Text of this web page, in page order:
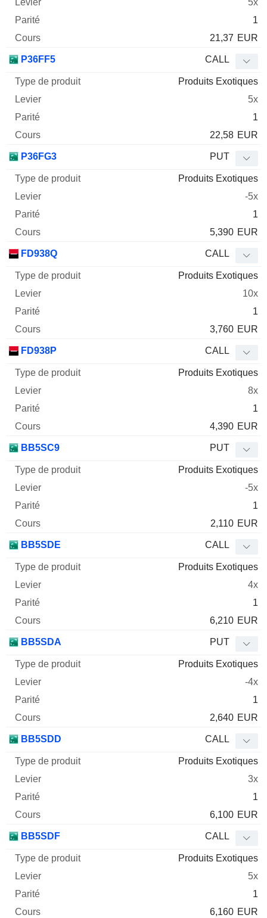
5x
1
21,37 EUR
P36FF5 CALL
Produits Exotiques
5x
1
22,58 EUR
P36FG3 PUT
Produits Exotiques
-5x
1
5,390 EUR
FD938Q CALL
Produits Exotiques
10x
1
3,760 EUR
FD938P CALL
Produits Exotiques
8x
1
4,390 EUR
BB5SC9 PUT
Produits Exotiques
-5x
1
2,110 EUR
BB5SDE CALL
Produits Exotiques
4x
1
6,210 EUR
BB5SDA PUT
Produits Exotiques
-4x
1
2,640 EUR
BB5SDD CALL
Produits Exotiques
3x
1
6,100 EUR
BB5SDF CALL
Produits Exotiques
5x
1
6,160 EUR